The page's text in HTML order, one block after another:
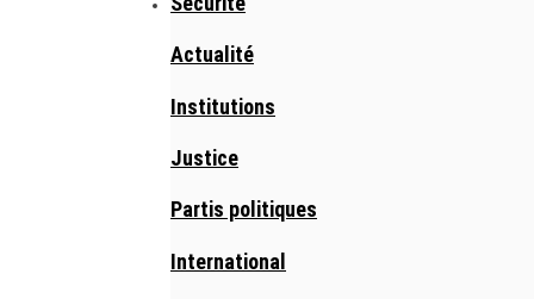
Actualité
Institutions
Justice
Partis politiques
International